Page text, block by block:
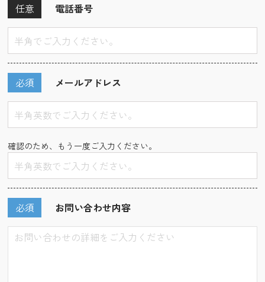
電話番号
任意
メールアドレス
必須
確認のため、もう一度ご入力ください。
お問い合わせ内容
必須